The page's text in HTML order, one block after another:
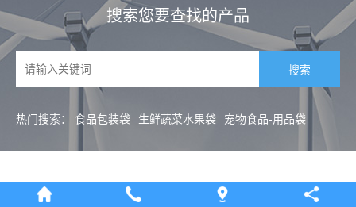
搜索您要查找的产品
热门搜索： 食品包装袋 生鲜蔬菜水果袋 宠物食品-用品袋